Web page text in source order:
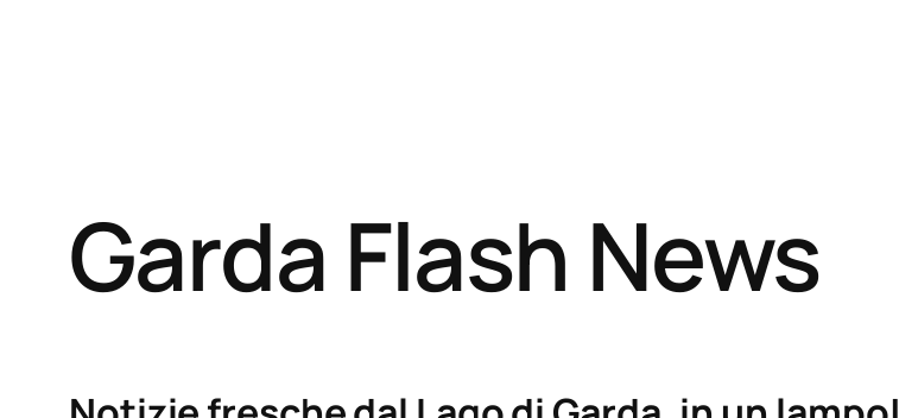
Garda Flash News